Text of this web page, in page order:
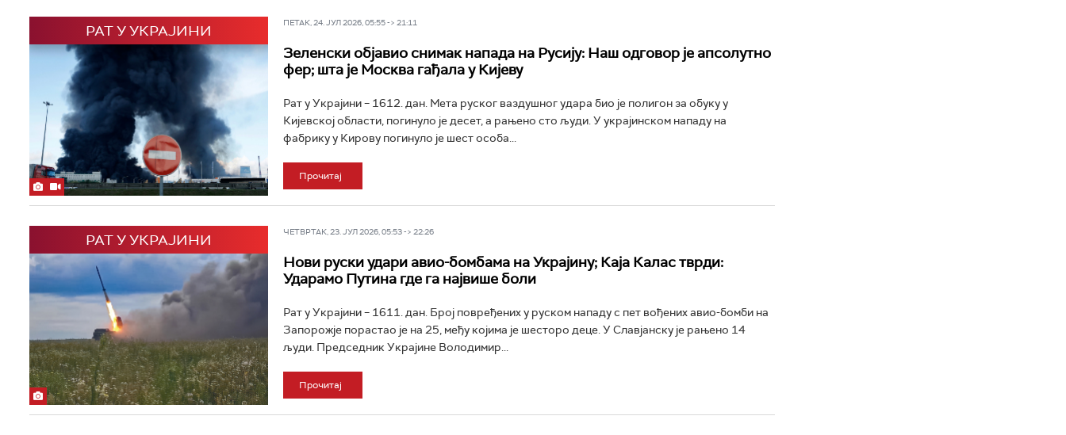
РАТ У УКРАЈИНИ ПЕТАК, 24. ЈУЛ 2026, 05:55 -> 21:11
Зеленски објавио снимак напада на Русију: Наш одговор је апсолутно
фер; шта је Москва гађала у Кијеву
Рат у Украјини – 1612. дан. Мета руског ваздушног удара био је полигон за обуку у
Кијевској области, погинуло је десет, а рањено сто људи. У украјинском нападу на
фабрику у Кирову погинуло је шест особа...
Прочитај
РАТ У УКРАЈИНИ ЧЕТВРТАК, 23. ЈУЛ 2026, 05:53 -> 22:26
Нови руски удари авио-бомбама на Украјину; Каја Калас тврди:
Ударамо Путина где га највише боли
Рат у Украјини – 1611. дан. Број повређених у руском нападу с пет вођених авио-бомби на
Запорожје порастао је на 25, међу којима је шесторо деце. У Славјанску је рањено 14
људи. Председник Украјине Володимир...
Прочитај